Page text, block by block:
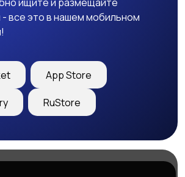
все это в нашем мобильном
App Store
RuStore